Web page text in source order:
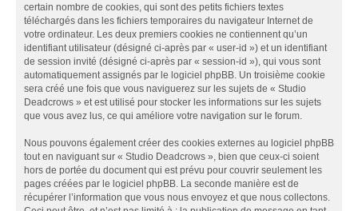
certain nombre de cookies, qui sont des petits fichiers textes
téléchargés dans les fichiers temporaires du navigateur Internet de
votre ordinateur. Les deux premiers cookies ne contiennent qu’un
identifiant utilisateur (désigné ci-après par « user-id ») et un identifiant
de session invité (désigné ci-après par « session-id »), qui vous sont
automatiquement assignés par le logiciel phpBB. Un troisième cookie
sera créé une fois que vous naviguerez sur les sujets de « Studio
Deadcrows » et est utilisé pour stocker les informations sur les sujets
que vous avez lus, ce qui améliore votre navigation sur le forum.
Nous pouvons également créer des cookies externes au logiciel phpBB
tout en naviguant sur « Studio Deadcrows », bien que ceux-ci soient
hors de portée du document qui est prévu pour couvrir seulement les
pages créées par le logiciel phpBB. La seconde manière est de
récupérer l’information que vous nous envoyez et que nous collectons.